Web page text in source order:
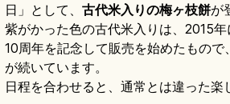
日」として、 古代米入りの梅ヶ枝餅が
紫がかった色の古代米入りは、2015
10周年を記念して販売を始めたもので
が続いています。
日程を合わせると、通常とは違った楽